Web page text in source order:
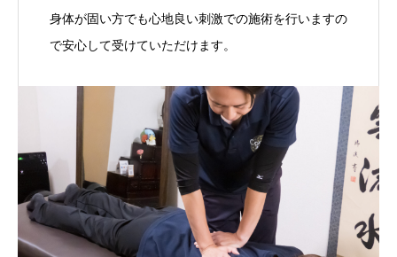
身体が固い方でも心地良い刺激での施術を行いますの
で安心して受けていただけます。